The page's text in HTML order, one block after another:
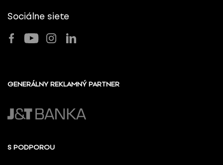
Sociálne siete
GENERÁLNY REKLAMNÝ PARTNER
S PODPOROU